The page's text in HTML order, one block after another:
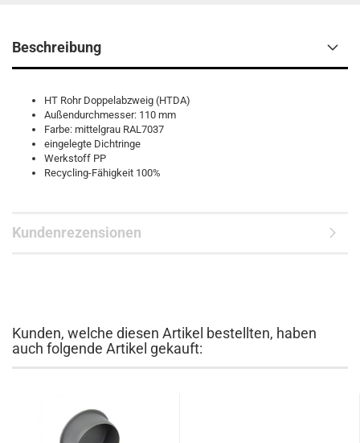
Beschreibung
HT Rohr Doppelabzweig (HTDA)
Außendurchmesser: 110 mm
Farbe: mittelgrau RAL7037
eingelegte Dichtringe
Werkstoff PP
Recycling-Fähigkeit 100%
Kundenrezensionen
Kunden, welche diesen Artikel bestellten, haben
auch folgende Artikel gekauft: